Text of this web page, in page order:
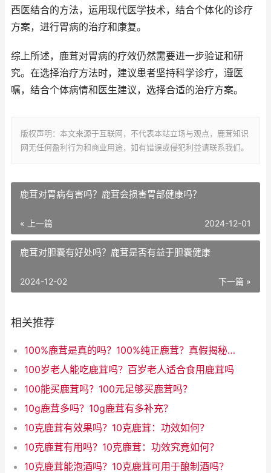
西医结合的方法，运用现代医学技术，结合个体化的诊疗
方案，进行胃病的治疗和康复。
综上所述，鹿茸对胃病的疗效仍然需要进一步验证和研
究。在选择治疗方法时，建议患者坚持科学诊疗，遵医
嘱，结合个体病情和医生建议，选择合适的治疗方案。
版权声明：本文来源于互联网，不代表本站立场与观点，鹿茸知识
网无任何盈利行为和商业用途，如有错误或侵犯利益请联系我们。
鹿茸对胃病有害吗？鹿茸会损害胃部健康吗？
« 上一篇 2024-12-01
鹿茸对胆囊有好处吗？鹿茸是否有益于胆囊健康
下一篇 »
2024-12-02
相关推荐
100%鹿茸是真的吗？100%纯正鹿茸？真假揭秘！
100岁老人能吃鹿茸吗？百岁老人适合食用鹿茸吗
100能买鹿茸吗？100元足够买鹿茸吗？
10g鹿茸多吗？10g鹿茸有多补充？
10克鹿茸有效果吗？10克鹿茸：功效如何？
10克鹿茸有用吗？10克鹿茸：功效究竟如何？
10克鹿茸能泡酒吗？10克鹿茸可用于酿制酒吗？